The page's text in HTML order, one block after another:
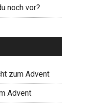
noch vor?
zum Advent
Advent